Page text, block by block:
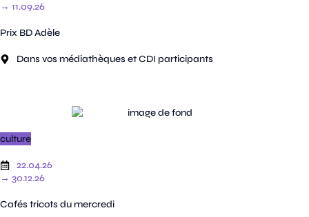
→ 11.09.26
Prix BD Adèle
Dans vos médiathèques et CDI participants
culture
22.04.26
→ 30.12.26
Cafés tricots du mercredi